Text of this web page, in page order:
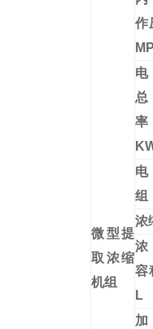
微型提
取浓缩
机组
浓
L